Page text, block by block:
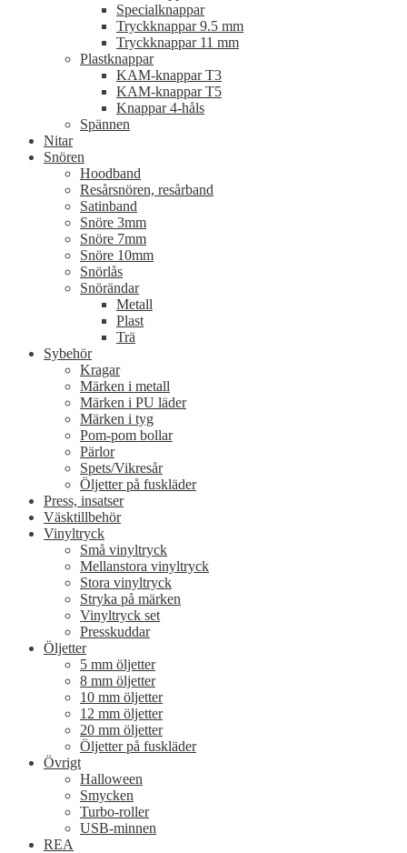
Specialknappar
Tryckknappar 9.5 mm
Tryckknappar 11 mm
Plastknappar
KAM-knappar T3
KAM-knappar T5
Knappar 4-håls
Spännen
Nitar
Snören
Hoodband
Resårsnören, resårband
Satinband
Snöre 3mm
Snöre 7mm
Snöre 10mm
Snörlås
Snörändar
Metall
Plast
Trä
Sybehör
Kragar
Märken i metall
Märken i PU läder
Märken i tyg
Pom-pom bollar
Pärlor
Spets/Vikresår
Öljetter på fuskläder
Press, insatser
Väsktillbehör
Vinyltryck
Små vinyltryck
Mellanstora vinyltryck
Stora vinyltryck
Stryka på märken
Vinyltryck set
Presskuddar
Öljetter
5 mm öljetter
8 mm öljetter
10 mm öljetter
12 mm öljetter
20 mm öljetter
Öljetter på fuskläder
Övrigt
Halloween
Smycken
Turbo-roller
USB-minnen
REA